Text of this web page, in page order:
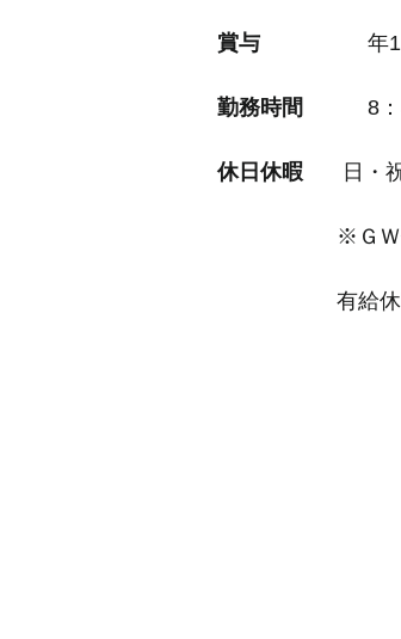
賞与 年1回
勤務時間 8：30
休日休暇 日・祝
※ＧＷ休暇、
有給休暇